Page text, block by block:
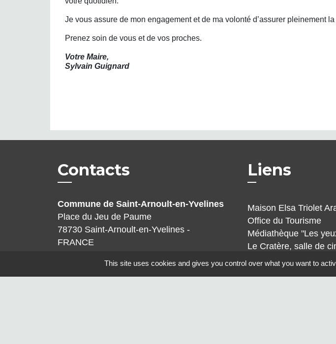
Je vous assure de mon engagement et de ma volonté d’assurer pleinement
Prenez soin de vous et de vos proches.
Votre Maire,
Sylvain Guignard
Contacts
Commune de Saint-Arnoult-en-Yvelines
Place du Jeu de Paume
78730 Saint-Arnoult-en-Yvelines -
FRANCE
Contact par formulaire
Liens
Maison Elsa Triolet
Office du Tourisme
Médiathèque "Les
Le Cratère, salle de
spectacles
Voisins Vigilants et
This site uses cookies and gives you control over what you want to